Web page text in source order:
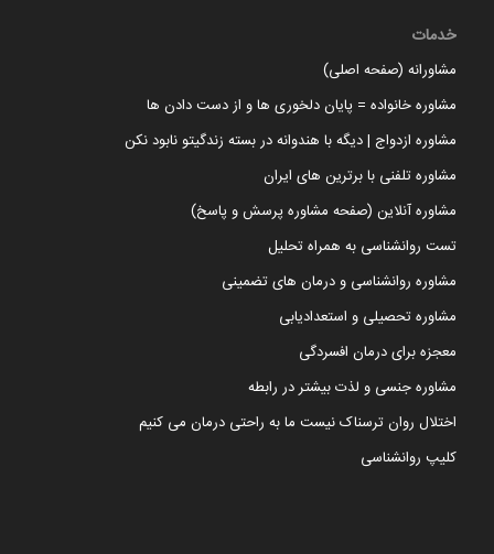
خدمات
مشاورانه (صفحه اصلی)
مشاوره خانواده = پایان دلخوری ها و از دست دادن ها
مشاوره ازدواج | دیگه با هندوانه در بسته زندگیتو نابود نکن
مشاوره تلفنی با برترین های ایران
مشاوره آنلاین (صفحه مشاوره پرسش و پاسخ)
تست روانشناسی به همراه تحلیل
مشاوره روانشناسی و درمان های تضمینی
مشاوره تحصیلی و استعدادیابی
معجزه برای درمان افسردگی
مشاوره جنسی و لذت بیشتر در رابطه
اختلال روان ترسناک نیست ما به راحتی درمان می کنیم
کلیپ روانشناسی